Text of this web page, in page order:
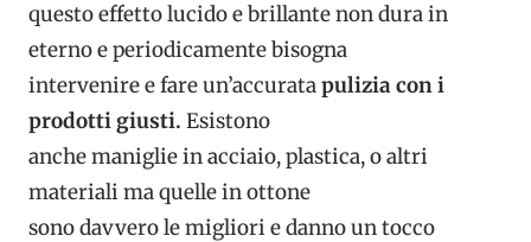
questo effetto lucido e brillante non dura in
eterno e periodicamente bisogna
intervenire e fare un’accuratapulizia con i
prodotti giusti. Esistono
anche maniglie in acciaio, plastica, o altri
materiali ma quelle in ottone
sono davvero le migliori e danno un tocco